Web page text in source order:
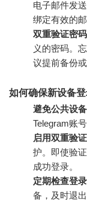
电子邮件发
绑定有效的邮
双重验证密码
义的密码。
议提前备份
如何确保新设备
避免公共设
Telegram账
启用双重验证
护。即使验
成功登录。
定期检查登
备，及时退